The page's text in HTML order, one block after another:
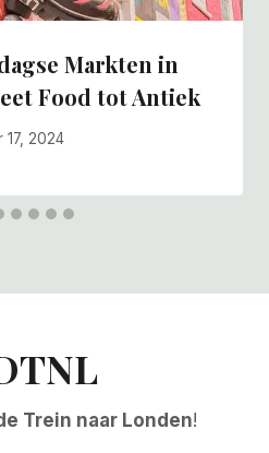
Markten in
Food tot Antiek
17, 2024
Trein naar Londen!